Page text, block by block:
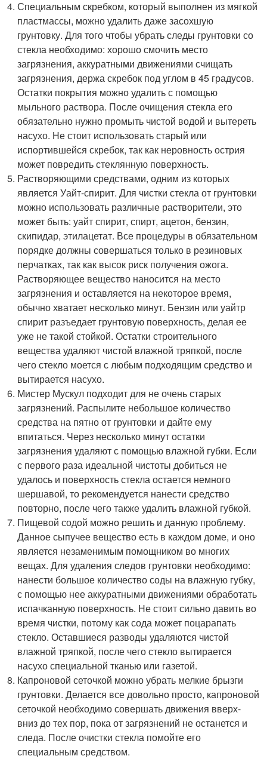
Специальным скребком, который выполнен из мягкой
пластмассы, можно удалить даже засохшую
грунтовку. Для того чтобы убрать следы грунтовки со
стекла необходимо: хорошо смочить место
загрязнения, аккуратными движениями счищать
загрязнения, держа скребок под углом в 45 градусов.
Остатки покрытия можно удалить с помощью
мыльного раствора. После очищения стекла его
обязательно нужно промыть чистой водой и вытереть
насухо. Не стоит использовать старый или
испортившейся скребок, так как неровность острия
может повредить стеклянную поверхность.
Растворяющими средствами, одним из которых
является Уайт-спирит. Для чистки стекла от грунтовки
можно использовать различные растворители, это
может быть: уайт спирит, спирт, ацетон, бензин,
скипидар, этилацетат. Все процедуры в обязательном
порядке должны совершаться только в резиновых
перчатках, так как высок риск получения ожога.
Растворяющее вещество наносится на место
загрязнения и оставляется на некоторое время,
обычно хватает несколько минут. Бензин или уайтр
спирит разъедает грунтовую поверхность, делая ее
уже не такой стойкой. Остатки строительного
вещества удаляют чистой влажной тряпкой, после
чего стекло моется с любым подходящим средство и
вытирается насухо.
Мистер Мускул подходит для не очень старых
загрязнений. Распылите небольшое количество
средства на пятно от грунтовки и дайте ему
впитаться. Через несколько минут остатки
загрязнения удаляют с помощью влажной губки. Если
с первого раза идеальной чистоты добиться не
удалось и поверхность стекла остается немного
шершавой, то рекомендуется нанести средство
повторно, после чего также удалить влажной губкой.
Пищевой содой можно решить и данную проблему.
Данное сыпучее вещество есть в каждом доме, и оно
является незаменимым помощником во многих
вещах. Для удаления следов грунтовки необходимо:
нанести большое количество соды на влажную губку,
с помощью нее аккуратными движениями обработать
испачканную поверхность. Не стоит сильно давить во
время чистки, потому как сода может поцарапать
стекло. Оставшиеся разводы удаляются чистой
влажной тряпкой, после чего стекло вытирается
насухо специальной тканью или газетой.
Капроновой сеточкой можно убрать мелкие брызги
грунтовки. Делается все довольно просто, капроновой
сеточкой необходимо совершать движения вверх-
вниз до тех пор, пока от загрязнений не останется и
следа. После очистки стекла помойте его
специальным средством.